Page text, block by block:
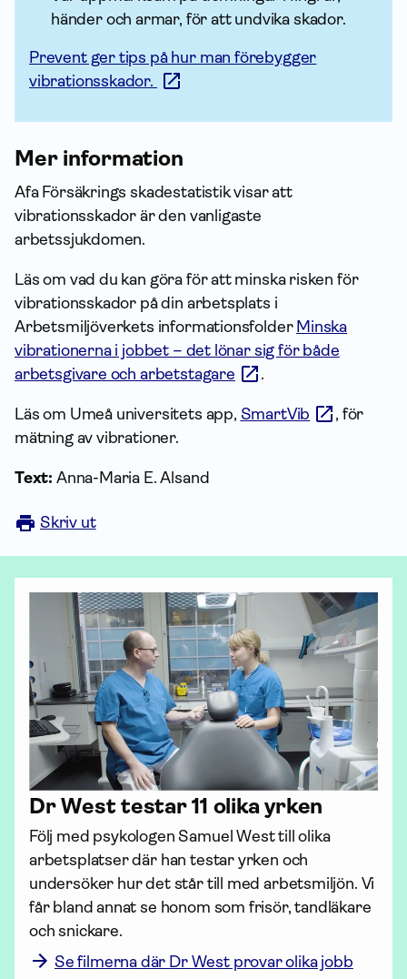
händer och armar, för att undvika skador.
Prevent ger tips på hur man förebygger
vibrationsskador.
Mer infor­mation
Afa Försäkrings skade­statistik visar att
vibrationsskador är den vanligaste
arbetssjukdomen.
Läs om vad du kan göra för att minska risken för
vibrationsskador på din arbetsplats i
Arbetsmiljöverkets informationsfolder Minska
vibrationerna i jobbet – det lönar sig för både
arbetsgivare och arbetstagare
.
Läs om Umeå universitets app, SmartVib
, för
mätning av vibrationer.
Text: Anna-Maria E. Alsand
Skriv ut
Dr West testar 11 olika yrken
Följ med psykologen Samuel West till olika
arbetsplatser där han testar yrken och
undersöker hur det står till med arbetsmiljön. Vi
får bland annat se honom som frisör, tandläkare
och snickare.
Se filmerna där Dr West provar olika jobb